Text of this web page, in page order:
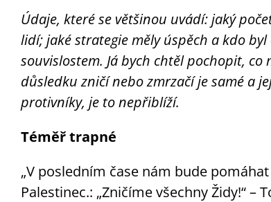
Údaje, které se většinou uvádí: jaký
lidí; jaké strategie měly úspěch a kdo
souvislostem. Já bych chtěl pochopit,
důsledku zničí nebo zmrzačí je samé a
protivníky, je to nepřiblíží.
Téměř trapné
„V posledním čase nám bude
Palestinec.: „Zničíme všechny Židy!“